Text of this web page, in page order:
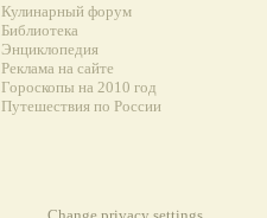
Кулинарный форум
Библиотека
Энциклопедия
Реклама на сайте
Гороскопы на 2010 год
Путешествия по России